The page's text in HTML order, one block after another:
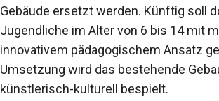
Gebäude ersetzt werden. Künftig soll
Jugendliche im Alter von 6 bis 14 mit
innovativem pädagogischem Ansatz
Umsetzung wird das bestehende
künstlerisch-kulturell bespielt.